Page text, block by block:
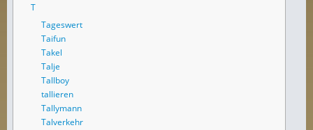
T
Tageswert
Taifun
Takel
Talje
Tallboy
tallieren
Tallymann
Talverkehr